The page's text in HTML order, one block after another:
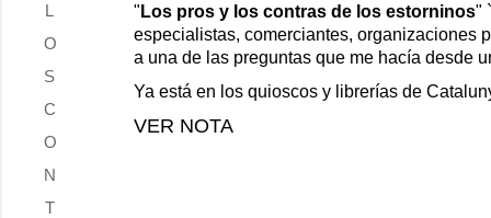
L
O
S
C
O
N
T
" Los pros y los contras de los estorninos"
especialistas, comerciantes, organizaciones
a una de las preguntas que me hacía desde
Ya está en los quioscos y librerías de
VER NOTA